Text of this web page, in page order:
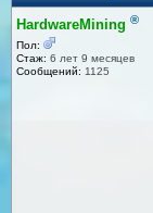
HardwareMining ®
Пол:
Стаж: 6 лет 9 месяцев
Сообщений: 1125